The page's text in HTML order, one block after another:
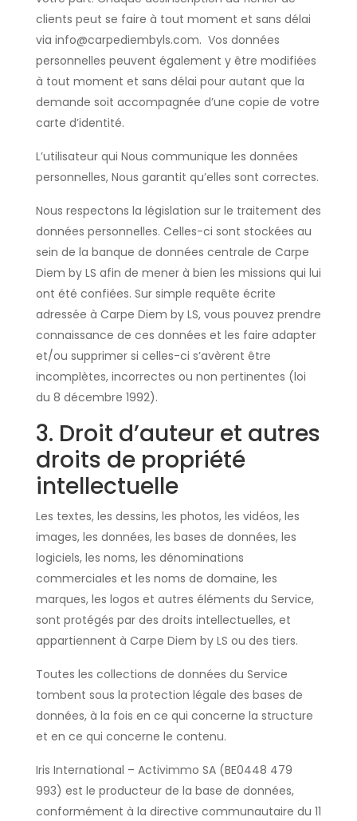
clients peut se faire à tout moment et sans délai
via info@carpediembyls.com. Vos données
personnelles peuvent également y être modifiées
à tout moment et sans délai pour autant que la
demande soit accompagnée d’une copie de votre
carte d’identité.
L’utilisateur qui Nous communique les données
personnelles, Nous garantit qu’elles sont correctes.
Nous respectons la législation sur le traitement des
données personnelles. Celles-ci sont stockées au
sein de la banque de données centrale de Carpe
Diem by LS afin de mener à bien les missions qui lui
ont été confiées. Sur simple requête écrite
adressée à Carpe Diem by LS, vous pouvez prendre
connaissance de ces données et les faire adapter
et/ou supprimer si celles-ci s’avèrent être
incomplètes, incorrectes ou non pertinentes (loi
du 8 décembre 1992).
3. Droit d’auteur et autres
droits de propriété
intellectuelle
Les textes, les dessins, les photos, les vidéos, les
images, les données, les bases de données, les
logiciels, les noms, les dénominations
commerciales et les noms de domaine, les
marques, les logos et autres éléments du Service,
sont protégés par des droits intellectuelles, et
appartiennent à Carpe Diem by LS ou des tiers.
Toutes les collections de données du Service
tombent sous la protection légale des bases de
données, à la fois en ce qui concerne la structure
et en ce qui concerne le contenu.
Iris International – Activimmo SA (BE0448 479
993) est le producteur de la base de données,
conformément à la directive communautaire du 11